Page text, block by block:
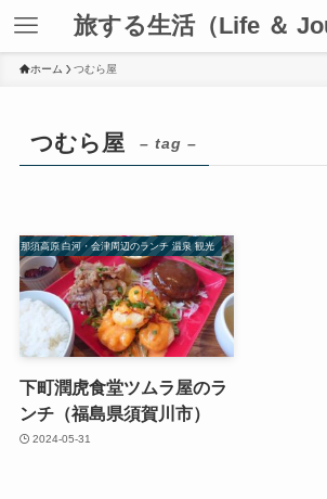
旅する生活（Life ＆
ホーム つむら屋
つむら屋 – tag –
那須高原 白河・会津周辺のランチ 温泉 観光
下町潤虎食堂ツムラ屋のラ
ンチ（福島県須賀川市）
2024-05-31